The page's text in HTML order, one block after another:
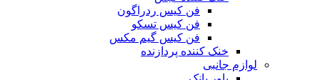
فن کیس ردراگون
فن کیس تسکو
فن کیس گیم مکس
خنک کننده پردازنده
لوازم جانبی